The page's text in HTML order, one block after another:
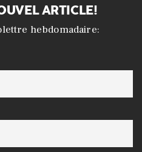
ARTICLE!
hebdomadaire: